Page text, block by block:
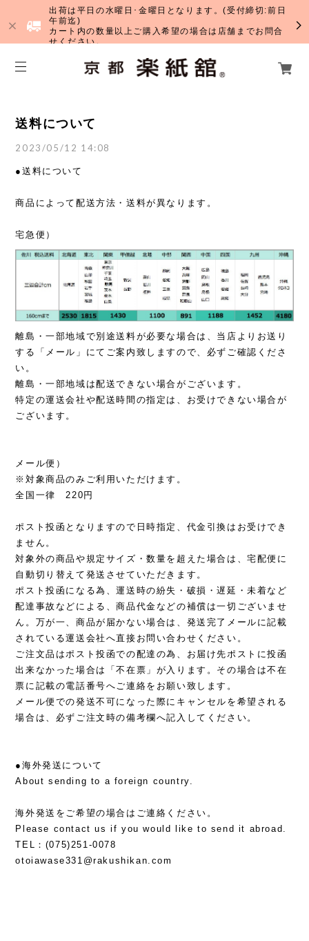
出荷は平日の水曜日･金曜日となります。(受付締切:前日
午前迄)
カート内の数量以上ご購入希望の場合は店舗までお問合
せください。
送料について
2023/05/12 14:08
●送料について
商品によって配送方法・送料が異なります。
宅急便）
離島・一部地域で別途送料が必要な場合は、当店よりお送り
する「メール」にてご案内致しますので、必ずご確認くださ
い。
離島・一部地域は配送できない場合がございます。
特定の運送会社や配送時間の指定は、お受けできない場合が
ございます。
メール便）
※対象商品のみご利用いただけます。
全国一律 220円
ポスト投函となりますので日時指定、代金引換はお受けでき
ません。
対象外の商品や規定サイズ・数量を超えた場合は、宅配便に
自動切り替えて発送させていただきます。
ポスト投函になる為、運送時の紛失・破損・遅延・未着など
配達事故などによる、商品代金などの補償は一切ございませ
ん。万が一、商品が届かない場合は、発送完了メールに記載
されている運送会社へ直接お問い合わせください。
ご注文品はポスト投函での配達の為、お届け先ポストに投函
出来なかった場合は「不在票」が入ります。その場合は不在
票に記載の電話番号へご連絡をお願い致します。
メール便での発送不可になった際にキャンセルを希望される
場合は、必ずご注文時の備考欄へ記入してください。
●海外発送について
About sending to a foreign country.
海外発送をご希望の場合はご連絡ください。
Please contact us if you would like to send it abroad.
TEL：(075)251-0078
otoiawase331@rakushikan.com